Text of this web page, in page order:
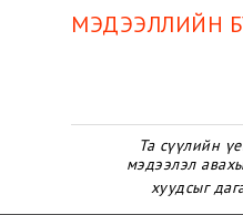
МЭДЭЭЛЛИЙН
Та сүүлийн
мэдээлэл
хуудсыг